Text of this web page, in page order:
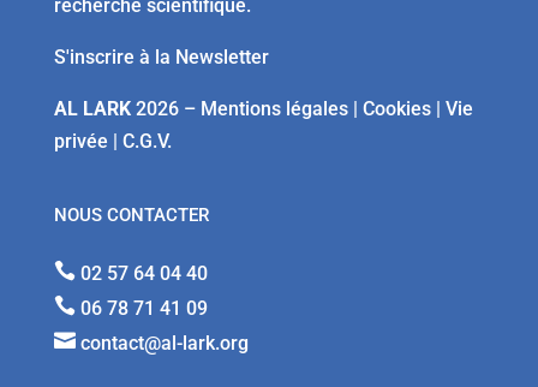
recherche scientifique.
S'inscrire à la Newsletter
AL LARK2026 – Mentions légales| Cookies| Vie
privée | C.G.V.
NOUS CONTACTER
 02 57 64 04 40
 06 78 71 41 09
 contact@al-lark.org